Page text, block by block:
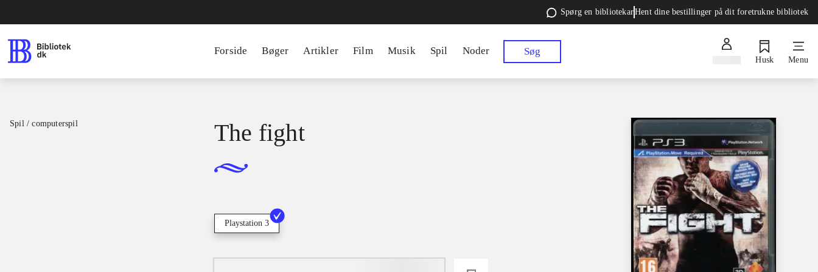
Spørg en bibliotekarHent dine bestillinger på dit foretrukne bibliotek
Forside Bøger Artikler Film Musik Spil Noder Søg
Husk Menu
Spil / computerspil The fight
Playstation 3